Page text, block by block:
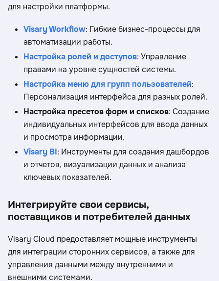
для настройки платформы.
Visary Workflow: Гибкие бизнес-процессы для
автоматизации работы.
Настройка ролей и доступов: Управление
правами на уровне сущностей системы.
Настройка меню для групп пользователей:
Персонализация интерфейса для разных ролей.
Настройка пресетов форм и списков: Создание
индивидуальных интерфейсов для ввода данных
и просмотра информации.
Visary BI: Инструменты для создания дашбордов
и отчетов, визуализации данных и анализа
ключевых показателей.
Интегрируйте свои сервисы,
поставщиков и потребителей данных
Visary Cloud предоставляет мощные инструменты
для интеграции сторонних сервисов, а также для
управления данными между внутренними и
внешними системами.